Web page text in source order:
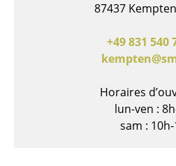
Fauteuils lounge
Chaises cantilever
Chaises et Tabourets de
87437
+49 831 540
Horaires
lun-ven :
sam :